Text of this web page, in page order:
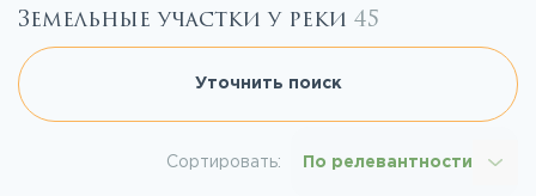
Земельные участки у реки 45
Уточнить поиск
Сортировать: По релевантности